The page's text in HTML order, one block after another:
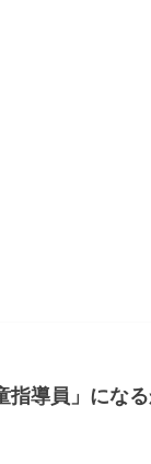
指導員」にな